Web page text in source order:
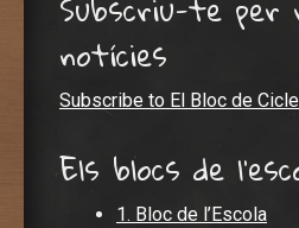
notícies
Subscribe to El Bloc de
Els blocs de
1. Bloc de l’Escola